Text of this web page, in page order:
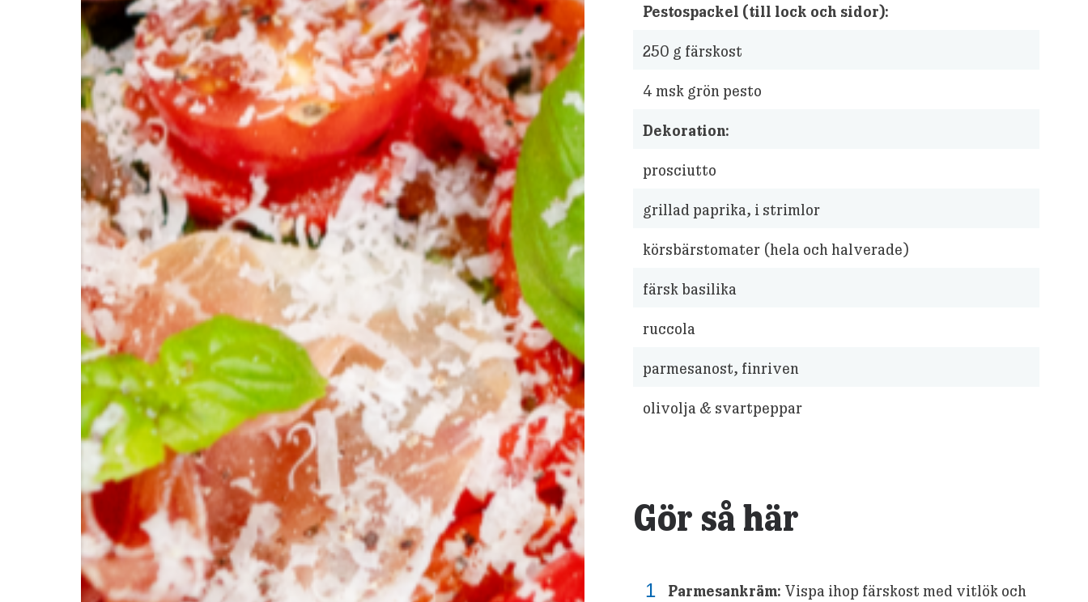
Pestospackel (till lock och sidor):
250 g färskost
4msk grön pesto
Dekoration:
prosciutto
grillad paprika, i strimlor
körsbärstomater (hela och halverade)
färsk basilika
ruccola
parmesanost, finriven
olivolja & svartpeppar
Gör så här
Parmesankräm: Vispa ihop färskost med vitlök och